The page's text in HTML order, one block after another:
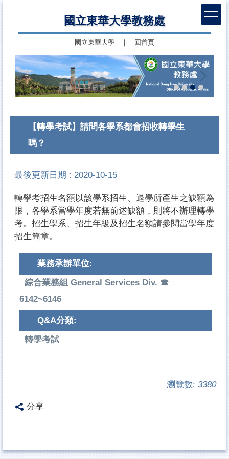
國立東華大學教務處
國立東華大學 回首頁
【轉學考試】請問各學系都會招收轉學生
嗎？
最後更新日期 :2020-10-15
轉學考招生名額以該學系招生、退學所產生之缺額為
限，各學系當學年度若無前述缺額，則將不辦理轉學
考。招生學系、招生年級及招生名額請參閱當學年度
招生簡章。
業務承辦單位:
綜合業務組 General Services Div. ☎
6142~6146
Q&A分類:
轉學考試
瀏覽數: 3380
分享